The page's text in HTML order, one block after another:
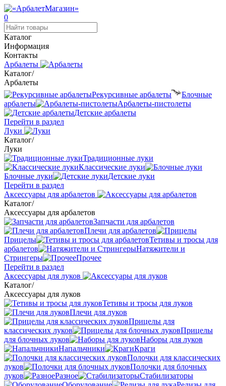
0
Каталог
Информация
Контакты
Арбалеты
Каталог/
Арбалеты
Рекурсивные арбалеты
Блочные
арбалеты
Арбалеты-пистолеты
Детские арбалеты
Перейти в раздел
Луки
Каталог/
Луки
Традиционные луки
Классические луки
Блочные луки
Детские луки
Перейти в раздел
Аксессуары для арбалетов
Каталог/
Аксессуары для арбалетов
Запчасти для арбалетов
Плечи для арбалетов
Прицелы
Тетивы и тросы для
арбалетов
Натяжители и
Стрингеры
Прочее
Перейти в раздел
Аксессуары для луков
Каталог/
Аксессуары для луков
Тетивы и тросы для луков
Плечи для луков
Прицелы для
классических луков
Прицелы
для блочных луков
Наборы для луков
Напальчники
Краги
Полочки для классических
луков
Полочки для блочных
луков
Разное
Стабилизаторы